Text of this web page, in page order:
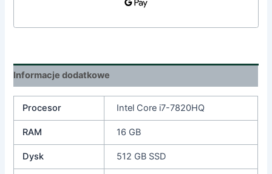
Informacje dodatkowe
Procesor Intel Core i7-7820HQ
RAM 16 GB
Dysk 512 GB SSD